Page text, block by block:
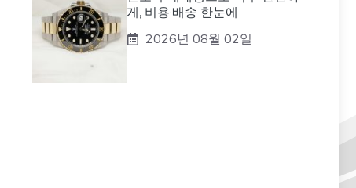
게, 비용·배송 한눈에
2026년 08월 02일